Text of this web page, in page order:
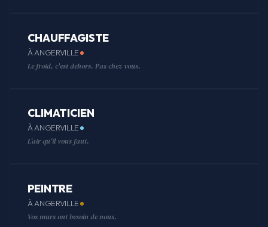
CHAUFFAGISTE
À ANGERVILLE
Le froid, c'est dehors. Pas chez vous.
CLIMATICIEN
À ANGERVILLE
L'air qu'il vous faut.
PEINTRE
À ANGERVILLE
Vos murs ont besoin de nous.